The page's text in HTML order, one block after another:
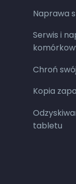
Naprawa
Serwis i
Chroń
Kopia
tabletu